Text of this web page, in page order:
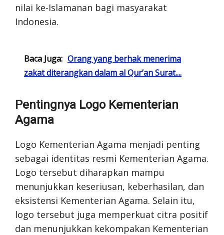
nilai ke-Islamanan bagi masyarakat
Indonesia.
Baca Juga: Orang yang berhak menerima
zakat diterangkan dalam al Qur’an Surat....
Pentingnya Logo Kementerian
Agama
Logo Kementerian Agama menjadi penting
sebagai identitas resmi Kementerian Agama.
Logo tersebut diharapkan mampu
menunjukkan keseriusan, keberhasilan, dan
eksistensi Kementerian Agama. Selain itu,
logo tersebut juga memperkuat citra positif
dan menunjukkan kekompakan Kementerian